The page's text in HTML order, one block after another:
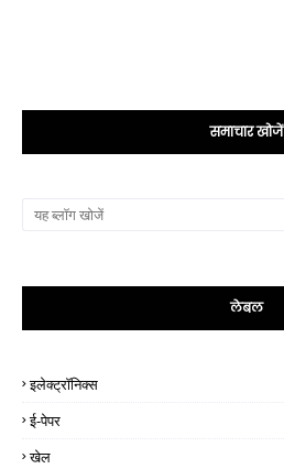
समाचार खोजें
लेबल
इलेक्ट्रॉनिक्स
ई-पेपर
खेल